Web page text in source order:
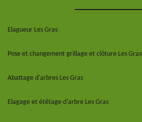
Elagueur Les Gras
Pose et changement grillage et clôture Les Gras
Abattage d'arbres Les Gras
Elagage et étêtage d'arbre Les Gras